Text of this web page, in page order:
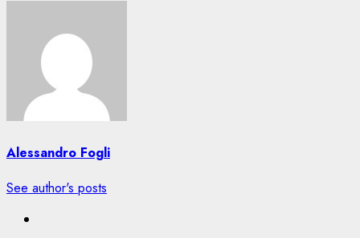
Alessandro Fogli
See author's posts